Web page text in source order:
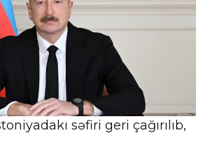
Beynəlxalq İnvestisiya
Təşkilat Komitəsi
Malayziyada yeni səfiri
səfiri geri çağırılıb,